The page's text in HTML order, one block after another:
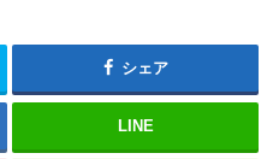
シェア
LINE